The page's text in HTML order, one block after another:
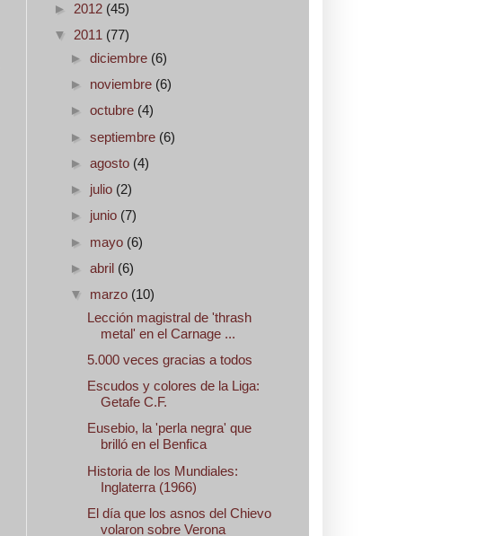
► 2012 (45)
▼ 2011 (77)
► diciembre (6)
► noviembre (6)
► octubre (4)
► septiembre (6)
► agosto (4)
► julio (2)
► junio (7)
► mayo (6)
► abril (6)
▼ marzo (10)
Lección magistral de 'thrash
metal' en el Carnage ...
5.000 veces gracias a todos
Escudos y colores de la Liga:
Getafe C.F.
Eusebio, la 'perla negra' que
brilló en el Benfica
Historia de los Mundiales:
Inglaterra (1966)
El día que los asnos del Chievo
volaron sobre Verona